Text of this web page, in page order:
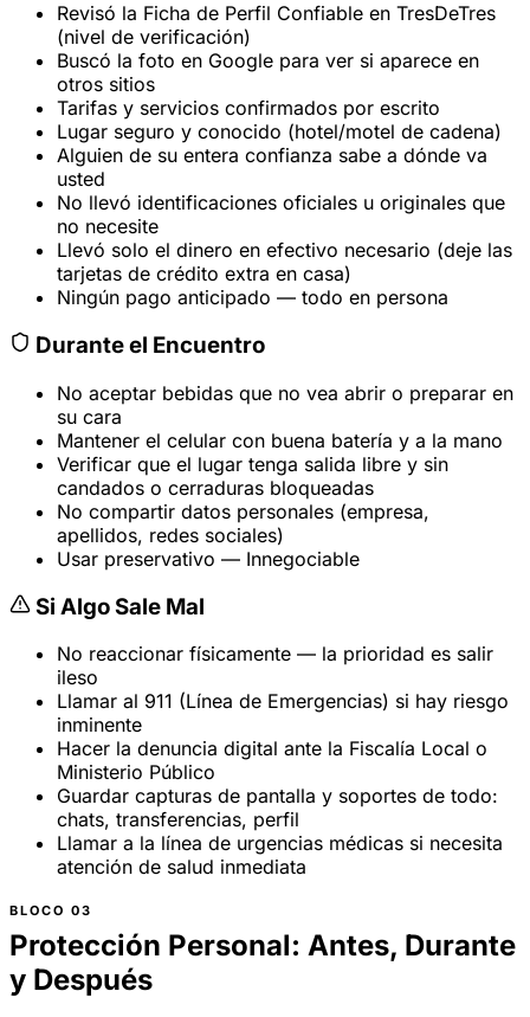
Revisó la Ficha de Perfil Confiable en TresDeTres
(nivel de verificación)
Buscó la foto en Google para ver si aparece en
otros sitios
Tarifas y servicios confirmados por escrito
Lugar seguro y conocido (hotel/motel de cadena)
Alguien de su entera confianza sabe a dónde va
usted
No llevó identificaciones oficiales u originales que
no necesite
Llevó solo el dinero en efectivo necesario (deje las
tarjetas de crédito extra en casa)
Ningún pago anticipado — todo en persona
Durante el Encuentro
No aceptar bebidas que no vea abrir o preparar en
su cara
Mantener el celular con buena batería y a la mano
Verificar que el lugar tenga salida libre y sin
candados o cerraduras bloqueadas
No compartir datos personales (empresa,
apellidos, redes sociales)
Usar preservativo — Innegociable
Si Algo Sale Mal
No reaccionar físicamente — la prioridad es salir
ileso
Llamar al 911 (Línea de Emergencias) si hay riesgo
inminente
Hacer la denuncia digital ante la Fiscalía Local o
Ministerio Público
Guardar capturas de pantalla y soportes de todo:
chats, transferencias, perfil
Llamar a la línea de urgencias médicas si necesita
atención de salud inmediata
Protección Personal: Antes, Durante
y Después